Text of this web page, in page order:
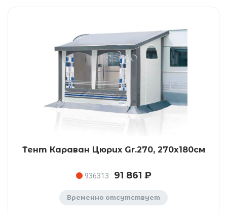
Тент Караван Цюрих Gr.270, 270x180см
936313 91 861 ₽
Временно отсутствует